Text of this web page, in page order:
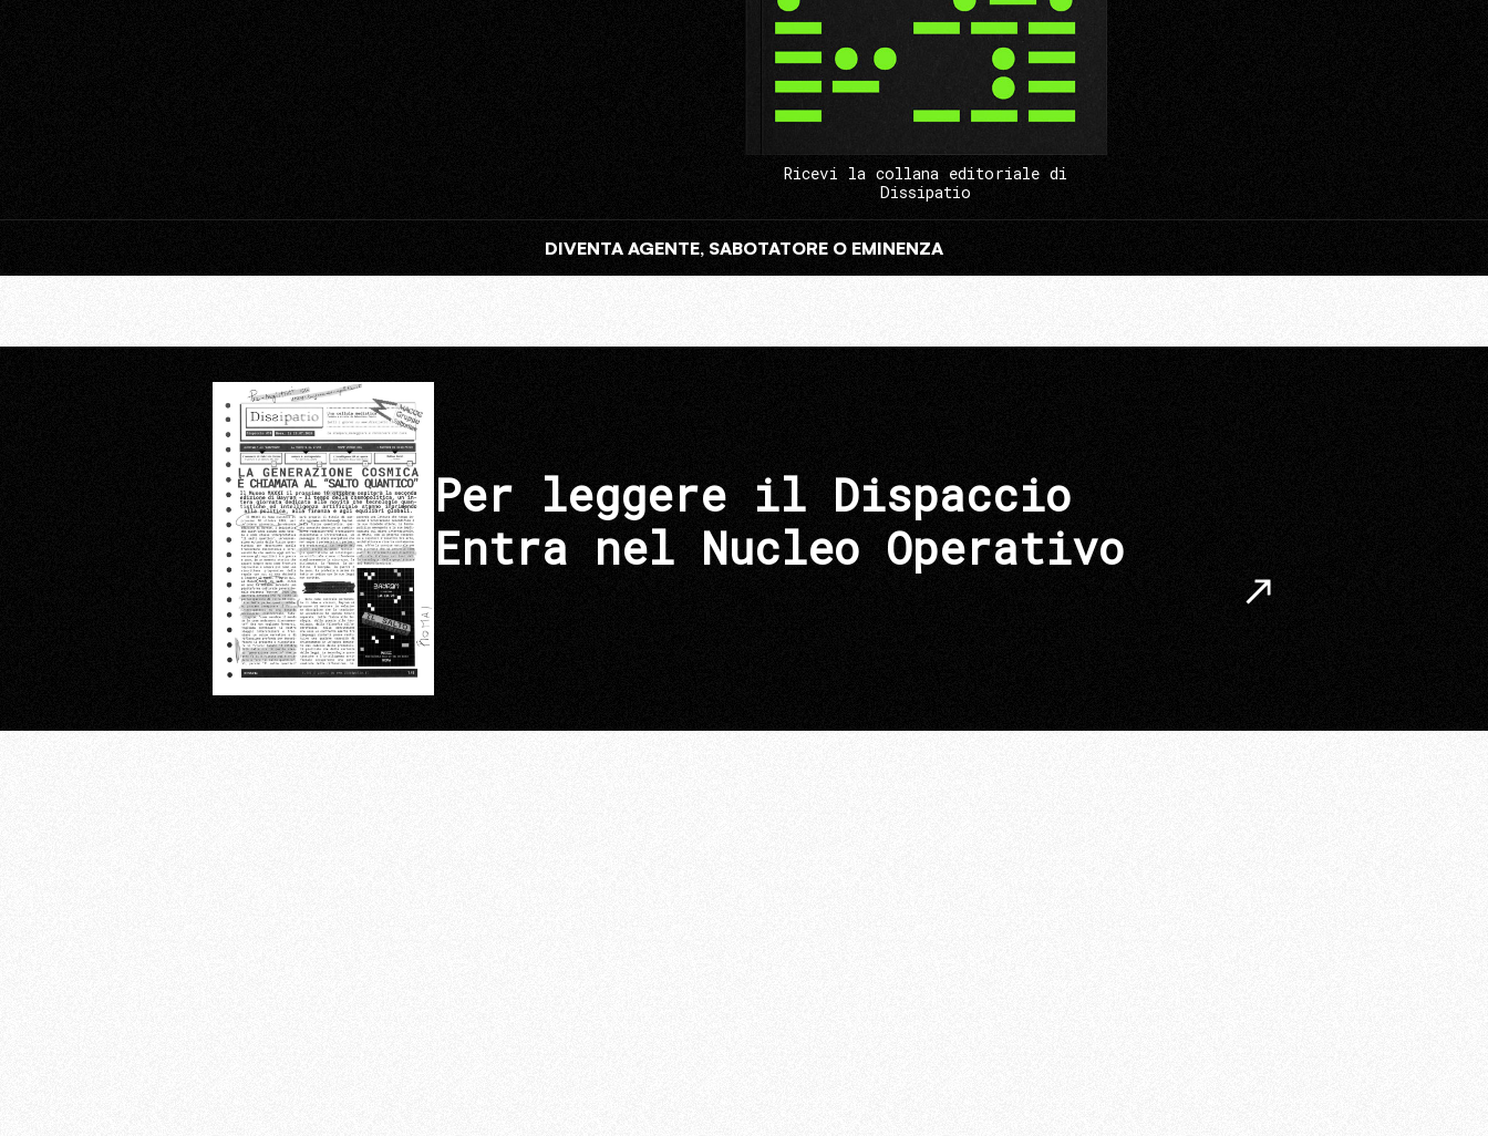
Ricevi la collana editoriale di
Dissipatio
DIVENTA AGENTE, SABOTATORE O EMINENZA
Per leggere il Dispaccio
Entra nel Nucleo Operativo